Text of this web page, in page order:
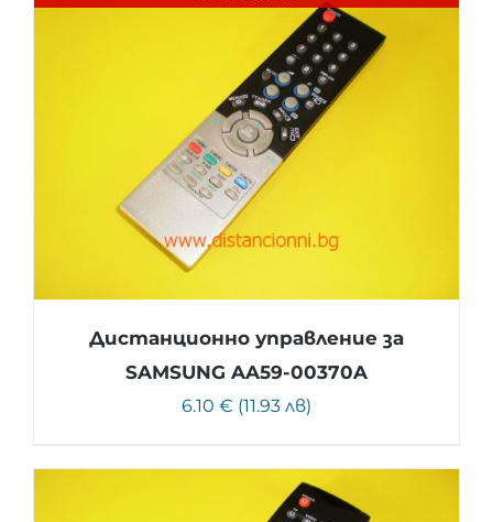
Дистанционно управление за
SAMSUNG AA59-00370A
6.10 € (11.93 лв)